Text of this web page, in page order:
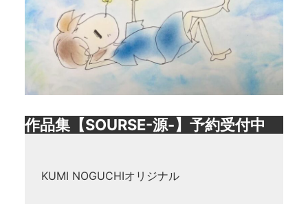
作品集【SOURSE-源-】予約受付中
KUMI NOGUCHIオリジナル